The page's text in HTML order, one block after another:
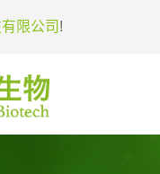
限公司 !